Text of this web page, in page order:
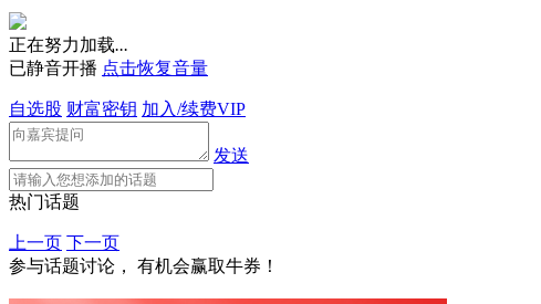
正在努力加载...
已静音开播 点击恢复音量
自选股 财富密钥 加入/续费VIP
发送
热门话题
上一页 下一页
参与话题讨论， 有机会赢取牛券！